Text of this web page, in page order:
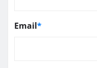
Email*